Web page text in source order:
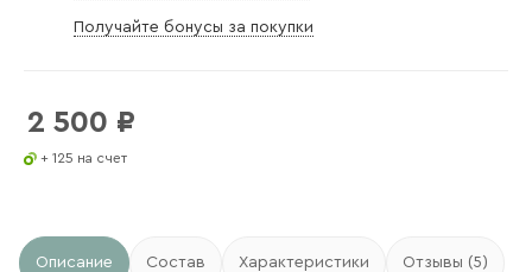
Получайте бонусы за покупки
2 500 ₽
+ 125 на счет
Описание Состав Характеристики Отзывы (5)